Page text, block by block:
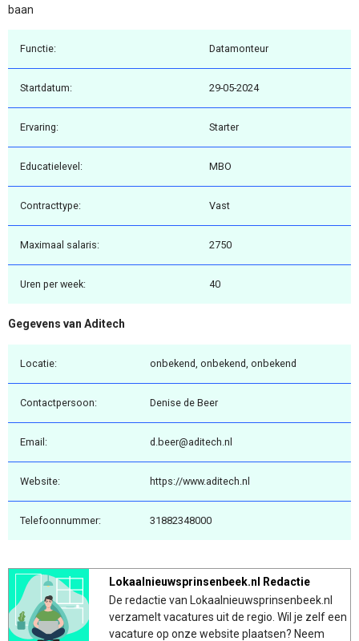
baan
Functie: Datamonteur
Startdatum: 29-05-2024
Ervaring: Starter
Educatielevel: MBO
Contracttype: Vast
Maximaal salaris: 2750
Uren per week: 40
Gegevens van Aditech
Locatie: onbekend, onbekend, onbekend
Contactpersoon: Denise de Beer
Email: d.beer@aditech.nl
Website: https://www.aditech.nl
Telefoonnummer: 31882348000
Lokaalnieuwsprinsenbeek.nl Redactie
De redactie van Lokaalnieuwsprinsenbeek.nl
verzamelt vacatures uit de regio. Wil je zelf een
vacature op onze website plaatsen? Neem